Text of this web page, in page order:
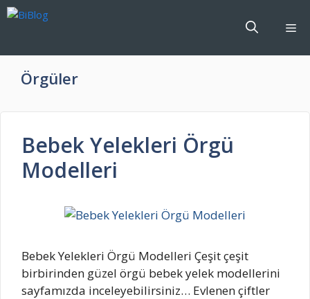
İçeriğe
Örgüler
Bebek Yelekleri Örgü
Modelleri
Bebek Yelekleri Örgü Modelleri Çeşit çeşit
birbirinden güzel örgü bebek yelek modellerini
sayfamızda inceleyebilirsiniz… Evlenen çiftler